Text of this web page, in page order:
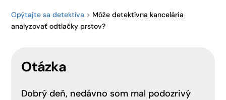
Opýtajte sa detektíva > Môže detektívna kancelária
analyzovať odtlačky prstov?
Otázka
Dobrý deň, nedávno som mal podozrivý